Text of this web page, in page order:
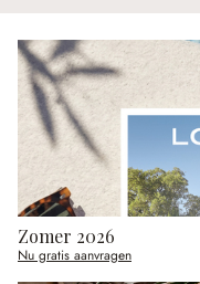
Zomer 2026
Nu gratis aanvragen